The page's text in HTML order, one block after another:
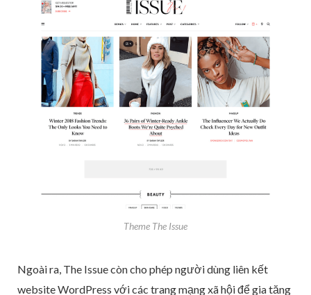
Theme The Issue
Ngoài ra, The Issue còn cho phép người dùng liên kết
website WordPress với các trang mạng xã hội để gia tăng